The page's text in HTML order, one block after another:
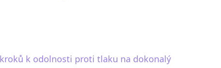
k odolnosti proti tlaku na dokonalý